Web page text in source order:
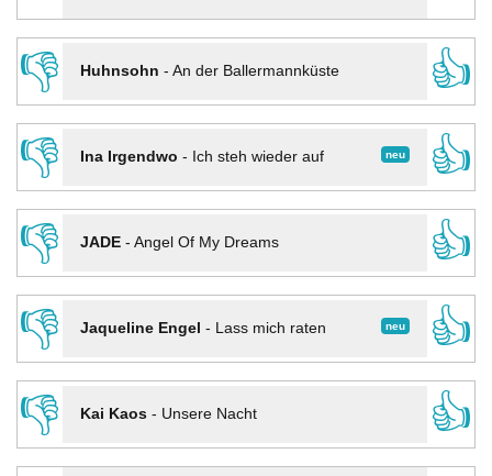
👎
Huhnsohn - An der Ballermannküste
👍
👎
neu
Ina Irgendwo - Ich steh wieder auf
👍
👎
JADE- Angel Of My Dreams
👍
👎
neu
Jaqueline Engel - Lass mich raten
👍
👎
Kai Kaos- Unsere Nacht
👍